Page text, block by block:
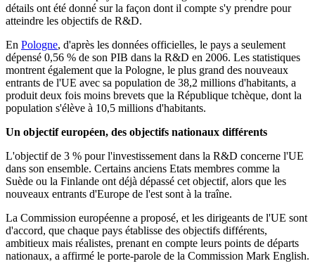
détails ont été donné sur la façon dont il compte s'y prendre pour
atteindre les objectifs de R&D.
En Pologne, d'après les données officielles, le pays a seulement
dépensé 0,56 % de son PIB dans la R&D en 2006. Les statistiques
montrent également que la Pologne, le plus grand des nouveaux
entrants de l'UE avec sa population de 38,2 millions d'habitants, a
produit deux fois moins brevets que la République tchèque, dont la
population s'élève à 10,5 millions d'habitants.
Un objectif européen, des objectifs nationaux différents
L'objectif de 3 % pour l'investissement dans la R&D concerne l'UE
dans son ensemble. Certains anciens Etats membres comme la
Suède ou la Finlande ont déjà dépassé cet objectif, alors que les
nouveaux entrants d'Europe de l'est sont à la traîne.
La Commission européenne a proposé, et les dirigeants de l'UE sont
d'accord, que chaque pays établisse des objectifs différents,
ambitieux mais réalistes, prenant en compte leurs points de départs
nationaux, a affirmé le porte-parole de la Commission Mark English.